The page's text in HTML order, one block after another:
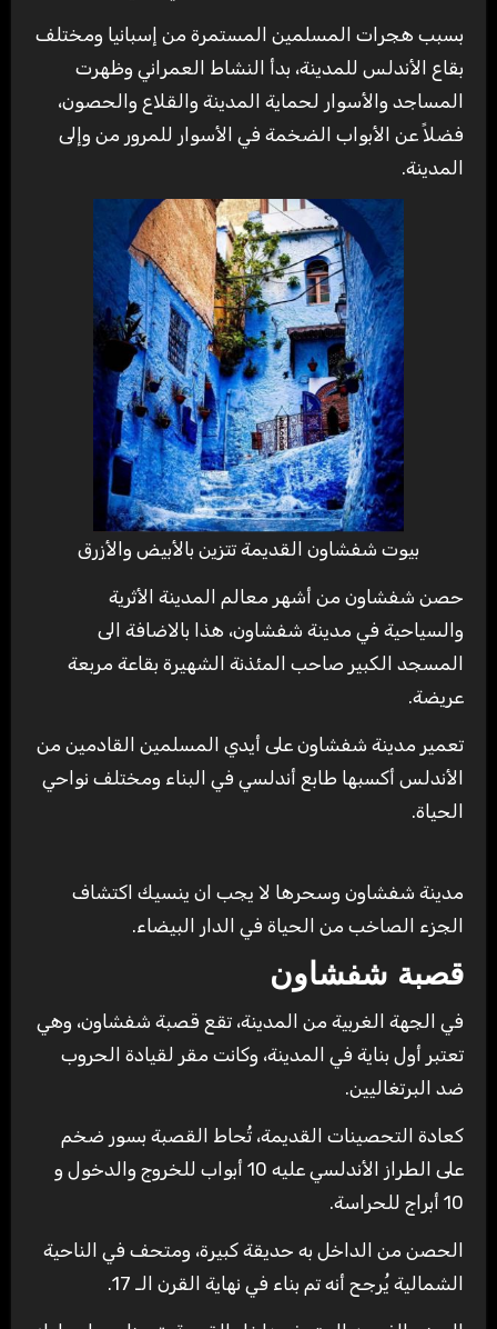
بسبب هجرات المسلمين المستمرة من إسبانيا ومختلف
بقاع الأندلس للمدينة، بدأ النشاط العمراني وظهرت
المساجد والأسوار لحماية المدينة والقلاع والحصون،
فضلاً عن الأبواب الضخمة في الأسوار للمرور من وإلى
المدينة.
بيوت شفشاون القديمة تتزين بالأبيض والأزرق
حصن شفشاون من أشهر معالم المدينة الأثرية
والسياحية في مدينة شفشاون، هذا بالاضافة الى
المسجد الكبير صاحب المئذنة الشهيرة بقاعة مربعة
عريضة.
تعمير مدينة شفشاون على أيدي المسلمين القادمين من
الأندلس أكسبها طابع أندلسي في البناء ومختلف نواحي
الحياة.
مدينة شفشاون وسحرها لا يجب ان ينسيك اكتشاف
الجزء الصاخب من الحياة في الدار البيضاء.
قصبة شفشاون
في الجهة الغربية من المدينة، تقع قصبة شفشاون، وهي
تعتبر أول بناية في المدينة، وكانت مقر لقيادة الحروب
ضد البرتغاليين.
كعادة التحصينات القديمة، تُحاط القصبة بسور ضخم
على الطراز الأندلسي عليه 10 أبواب للخروج والدخول و
10 أبراج للحراسة.
الحصن من الداخل به حديقة كبيرة، ومتحف في الناحية
الشمالية يُرجح أنه تم بناء في نهاية القرن الـ 17.